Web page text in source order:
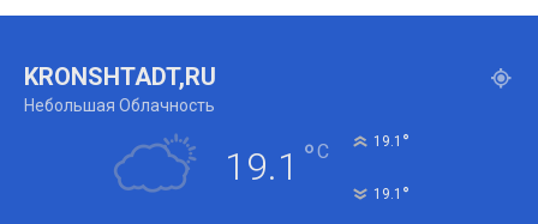
KRONSHTADT,RU
Небольшая Облачность
19.1 °C 19.1 °
19.1 °